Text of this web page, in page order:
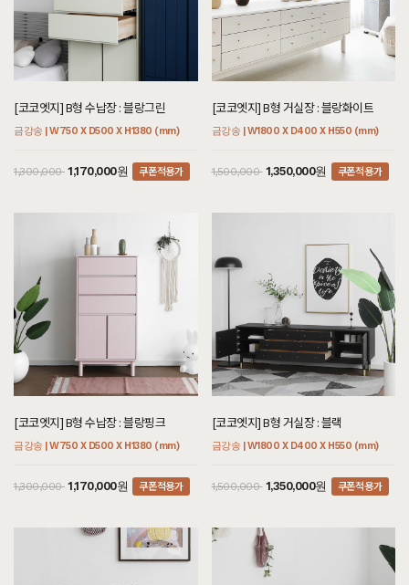
[코코엣지] B형 수납장 : 블랑그린
금강송 | W750 X D500 X H1380 (mm)
1,300,000 1,170,000원 쿠폰적용가
[코코엣지] B형 거실장 : 블랑화이트
금강송 | W1800 X D400 X H550 (mm)
1,500,000 1,350,000원 쿠폰적용가
[코코엣지] B형 수납장 : 블랑핑크
금강송 | W750 X D500 X H1380 (mm)
1,300,000 1,170,000원 쿠폰적용가
[코코엣지] B형 거실장 : 블랙
금강송 | W1800 X D400 X H550 (mm)
1,500,000 1,350,000원 쿠폰적용가